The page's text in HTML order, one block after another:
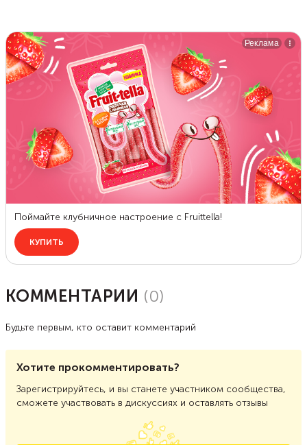
КОММЕНТАРИИ (0)
Будьте первым, кто оставит комментарий
Хотите прокомментировать?
Зарегистрируйтесь, и вы станете участником сообщества,
сможете участвовать в дискуссиях и оставлять отзывы